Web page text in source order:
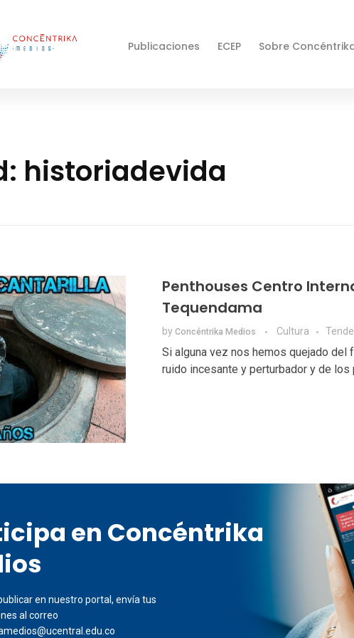
Publicaciones ECEP Sobre
historiadevida
Penthouses Centro
Tequendama
by Concéntrika Medios Cultura
Si alguna vez nos hemos quejado del
ruido incesante y perturbador y de los
en Concéntrika
en nuestro portal, envía tus
al correo